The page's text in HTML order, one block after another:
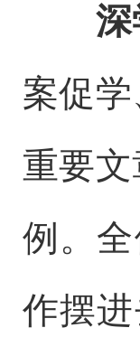
案促
重要
例。
作摆